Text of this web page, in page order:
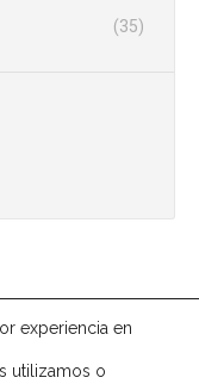
(35)
experiencia en
utilizamos o